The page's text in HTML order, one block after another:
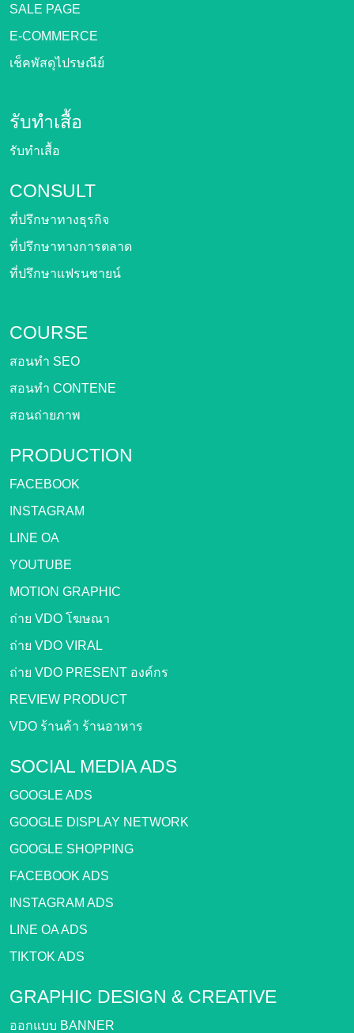
SALE PAGE
E-COMMERCE
เช็คพัสดุไปรษณีย์
รับทำเสื้อ
รับทำเสื้อ
CONSULT
ที่ปรึกษาทางธุรกิจ
ที่ปรึกษาทางการตลาด
ที่ปรึกษาแฟรนชายน์
COURSE
สอนทำ SEO
สอนทำ CONTENE
สอนถ่ายภาพ
PRODUCTION
FACEBOOK
INSTAGRAM
LINE OA
YOUTUBE
MOTION GRAPHIC
ถ่าย VDO โฆษณา
ถ่าย VDO VIRAL
ถ่าย VDO PRESENT องค์กร
REVIEW PRODUCT
VDO ร้านค้า ร้านอาหาร
SOCIAL MEDIA ADS
GOOGLE ADS
GOOGLE DISPLAY NETWORK
GOOGLE SHOPPING
FACEBOOK ADS
INSTAGRAM ADS
LINE OA ADS
TIKTOK ADS
GRAPHIC DESIGN & CREATIVE
ออกแบบ BANNER